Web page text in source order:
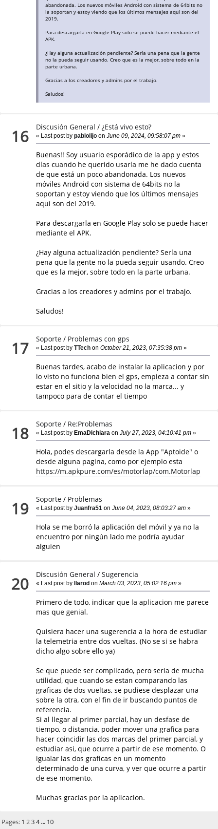
abandonada. Los nuevos móviles Android con sistema de 64bits no
la soportan y estoy viendo que los últimos mensajes aquí son del
2019.
Para descargarla en Google Play solo se puede hacer mediante el
APK.
¿Hay alguna actualización pendiente? Sería una pena que la gente
no la pueda seguir usando. Creo que es la mejor, sobre todo en la
parte urbana.
Gracias a los creadores y admins por el trabajo.
Saludos!
16 Discusión General /¿Está vivo esto?
« Last post bypablolijo on June 09, 2024, 09:58:07 pm »
Buenas!! Soy usuario esporádico de la app y estos
días cuando he querido usarla me he dado cuenta
de que está un poco abandonada. Los nuevos
móviles Android con sistema de 64bits no la
soportan y estoy viendo que los últimos mensajes
aquí son del 2019.
Para descargarla en Google Play solo se puede hacer
mediante el APK.
¿Hay alguna actualización pendiente? Sería una
pena que la gente no la pueda seguir usando. Creo
que es la mejor, sobre todo en la parte urbana.
Gracias a los creadores y admins por el trabajo.
Saludos!
17 Soporte / Problemas con gps
« Last post byTTech on October 21, 2023, 07:35:38 pm »
Buenas tardes, acabo de instalar la aplicacion y por
lo visto no funciona bien el gps, empieza a contar sin
estar en el sitio y la velocidad no la marca... y
tampoco para de contar el tiempo
18 Soporte / Re:Problemas
« Last post by EmaDichiaraon July 27, 2023, 04:10:41 pm »
Hola, podes descargarla desde la App "Aptoide" o
desde alguna pagina, como por ejemplo esta
https://m.apkpure.com/es/motorlap/com.Motorlap
19 Soporte / Problemas
« Last post byJuanfra51 on June 04, 2023, 08:03:27 am »
Hola se me borró la aplicación del móvil y ya no la
encuentro por ningún lado me podría ayudar
alguien
20 Discusión General /Sugerencia
« Last post by llarod on March 03, 2023, 05:02:16 pm »
Primero de todo, indicar que la aplicacion me parece
mas que genial.
Quisiera hacer una sugerencia a la hora de estudiar
la telemetria entre dos vueltas. (No se si se habra
dicho algo sobre ello ya)
Se que puede ser complicado, pero seria de mucha
utilidad, que cuando se estan comparando las
graficas de dos vueltas, se pudiese desplazar una
sobre la otra, con el fin de ir buscando puntos de
referencia.
Si al llegar al primer parcial, hay un desfase de
tiempo, o distancia, poder mover una grafica para
hacer coincidir las dos marcas del primer parcial, y
estudiar asi, que ocurre a partir de ese momento. O
igualar las dos graficas en un momento
determinado de una curva, y ver que ocurre a partir
de ese momento.
Muchas gracias por la aplicacion.
Pages: 1 2 3 4 ... 10